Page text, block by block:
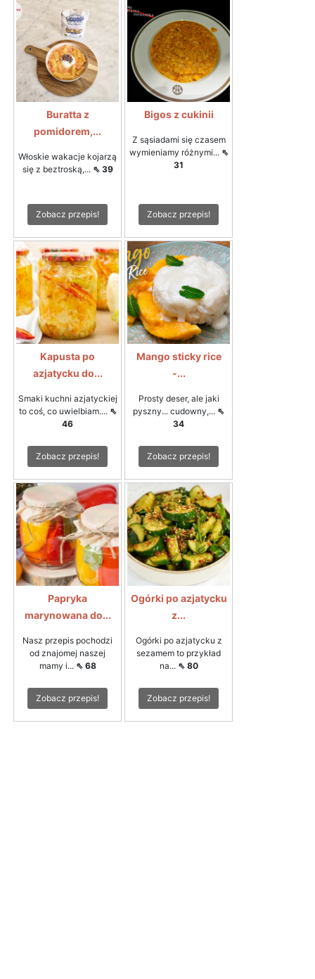
Buratta z
pomidorem,...
Włoskie wakacje kojarzą
się z beztroską,... ⇖ 39
Zobacz przepis!
Bigos z cukinii
Z sąsiadami się czasem
wymieniamy różnymi... ⇖
31
Zobacz przepis!
Kapusta po
azjatycku do...
Smaki kuchni azjatyckiej
to coś, co uwielbiam.... ⇖
46
Zobacz przepis!
Mango sticky rice
-...
Prosty deser, ale jaki
pyszny... cudowny,... ⇖
34
Zobacz przepis!
Papryka
marynowana do...
Nasz przepis pochodzi
od znajomej naszej
mamy i... ⇖ 68
Zobacz przepis!
Ogórki po azjatycku
z...
Ogórki po azjatycku z
sezamem to przykład
na... ⇖ 80
Zobacz przepis!